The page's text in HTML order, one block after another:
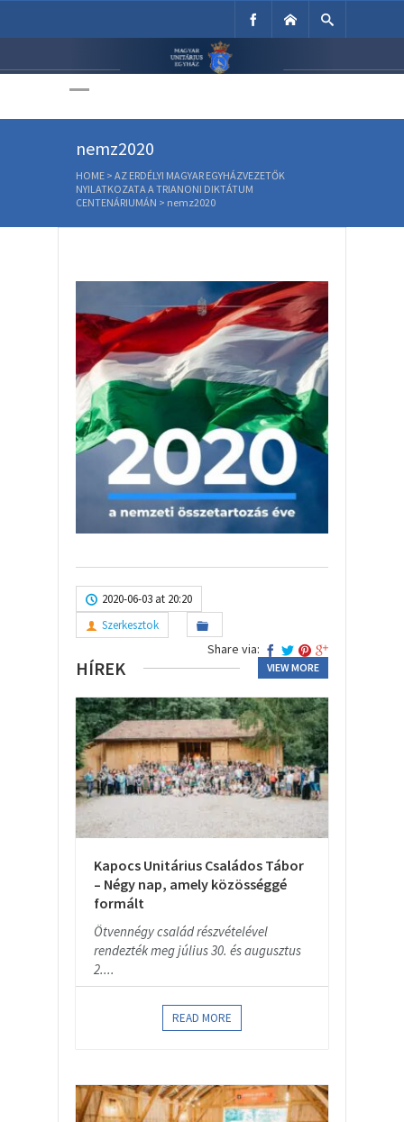
Unitárius Egyház
nemz2020
HOME > AZ ERDÉLYI MAGYAR EGYHÁZVEZETŐK
NYILATKOZATA A TRIANONI DIKTÁTUM
CENTENÁRIUMÁN > nemz2020
2020-06-03 at 20:20
Szerkesztok
Share via:
HÍREK VIEW MORE
Kapocs Unitárius Családos Tábor
– Négy nap, amely közösséggé
formált
Ötvennégy család részvételével
rendezték meg július 30. és augusztus
2....
READ MORE